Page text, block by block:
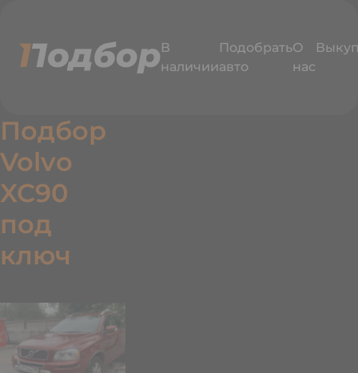
В
наличии
Подобрать
авто
О
нас
Подбор
Volvo
XC90
под
ключ